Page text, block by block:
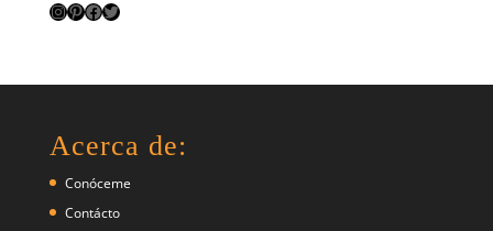
Instagram
Pinterest
Facebook
Twitter
Acerca de:
Conóceme
Contácto